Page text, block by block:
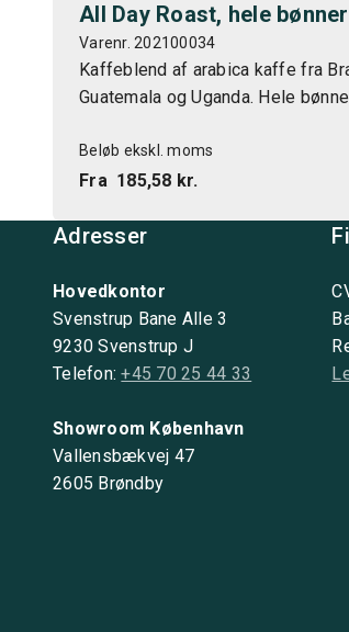
All Day Roast, hele bønner
Varenr. 202100034
Kaffeblend af arabica kaffe fra
Guatemala og Uganda. Hele
Beløb ekskl. moms
Fra 185,58 kr.
Adresser
Hovedkontor
Svenstrup Bane Alle 3
9230 Svenstrup J
Telefon:+45 70 25 44 33
Showroom København
Vallensbækvej 47
2605 Brøndby